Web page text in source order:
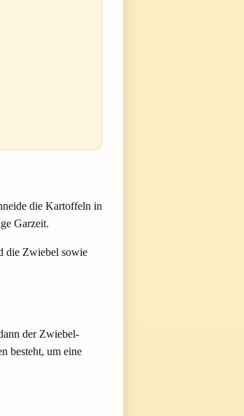
die Kartoffeln in
Garzeit.
die Zwiebel sowie
der Zwiebel-
besteht, um eine